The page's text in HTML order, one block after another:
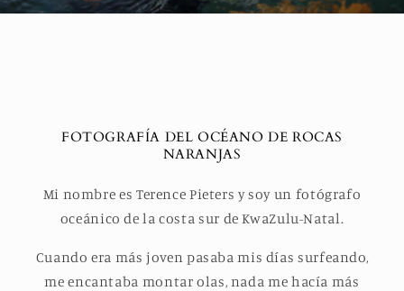
FOTOGRAFÍA DEL OCÉANO DE ROCAS
NARANJAS
Mi nombre es Terence Pieters y soy un fotógrafo
oceánico de la costa sur de KwaZulu-Natal.
Cuando era más joven pasaba mis días surfeando,
me encantaba montar olas, nada me hacía más